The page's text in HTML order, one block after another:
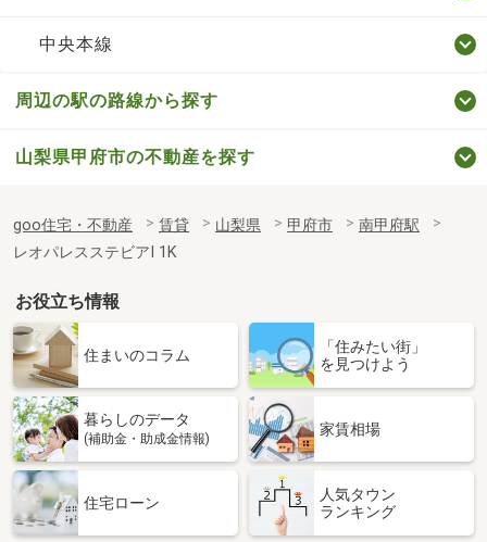
中央本線
周辺の駅の路線から探す
山梨県甲府市の不動産を探す
goo住宅・不動産 賃貸 山梨県 甲府市
南甲府駅
レオパレスステビアⅠ 1K
お役立ち情報
住まいのコラム
「住みたい街」
を見つけよう
暮らしのデータ
(補助金・助成金情報)
家賃相場
住宅ローン
人気タウン
ランキング